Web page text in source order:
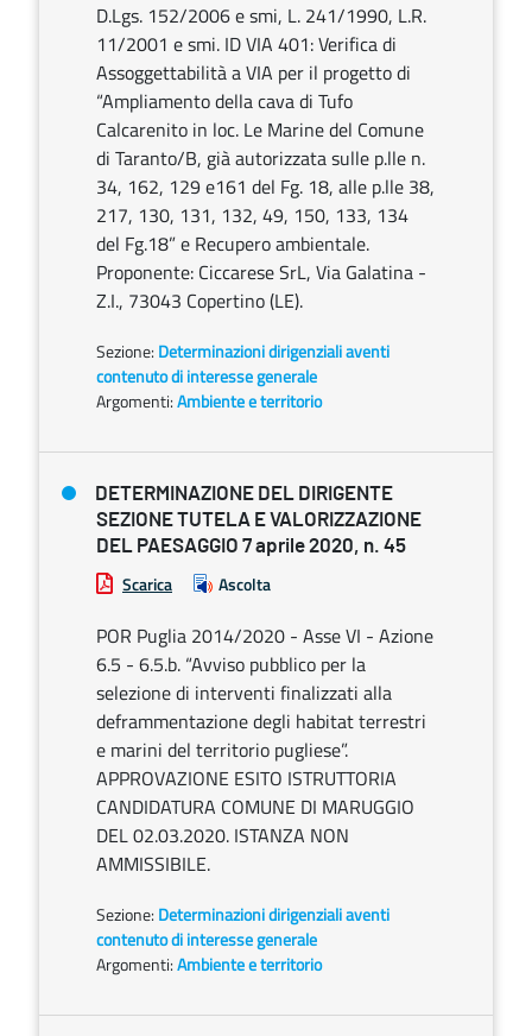
D.Lgs. 152/2006 e smi, L. 241/1990, L.R.
11/2001 e smi. ID VIA 401: Verifica di
Assoggettabilità a VIA per il progetto di
“Ampliamento della cava di Tufo
Calcarenito in loc. Le Marine del Comune
di Taranto/B, già autorizzata sulle p.lle n.
34, 162, 129 e161 del Fg. 18, alle p.lle 38,
217, 130, 131, 132, 49, 150, 133, 134
del Fg.18” e Recupero ambientale.
Proponente: Ciccarese SrL, Via Galatina -
Z.I., 73043 Copertino (LE).
Sezione: Determinazioni dirigenziali aventi
contenuto di interesse generale
Argomenti:Ambiente e territorio
DETERMINAZIONE DEL DIRIGENTE
SEZIONE TUTELA E VALORIZZAZIONE
DEL PAESAGGIO 7 aprile 2020, n. 45
Scarica Ascolta
POR Puglia 2014/2020 - Asse VI - Azione
6.5 - 6.5.b. “Avviso pubblico per la
selezione di interventi finalizzati alla
deframmentazione degli habitat terrestri
e marini del territorio pugliese”.
APPROVAZIONE ESITO ISTRUTTORIA
CANDIDATURA COMUNE DI MARUGGIO
DEL 02.03.2020. ISTANZA NON
AMMISSIBILE.
Sezione: Determinazioni dirigenziali aventi
contenuto di interesse generale
Argomenti:Ambiente e territorio